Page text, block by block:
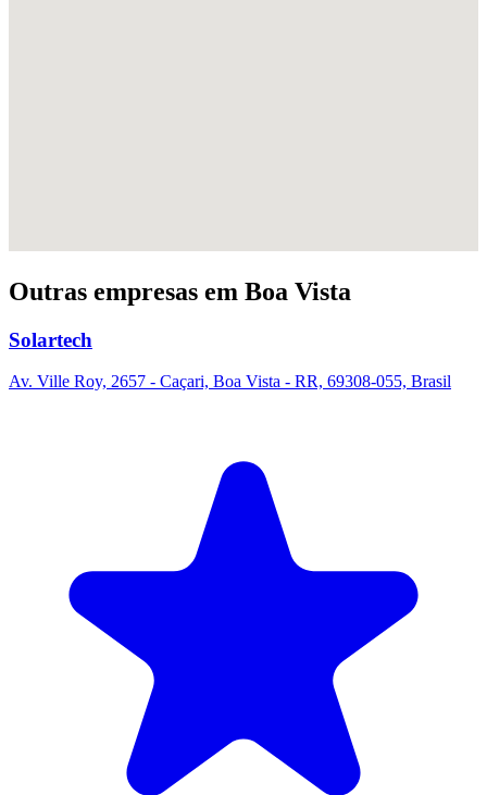
Outras empresas em Boa Vista
Solartech
Av. Ville Roy, 2657 - Caçari, Boa Vista - RR, 69308-055, Brasil